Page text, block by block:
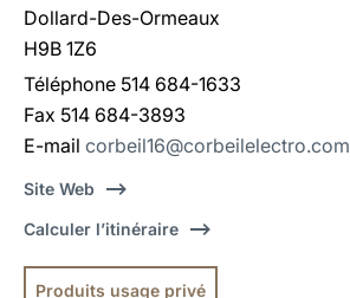
Dollard-Des-Ormeaux
H9B 1Z6
Téléphone 514 684-1633
Fax 514 684-3893
E-mail corbeil16@corbeilelectro.com
Site Web
Calculer l’itinéraire
Produits usage privé